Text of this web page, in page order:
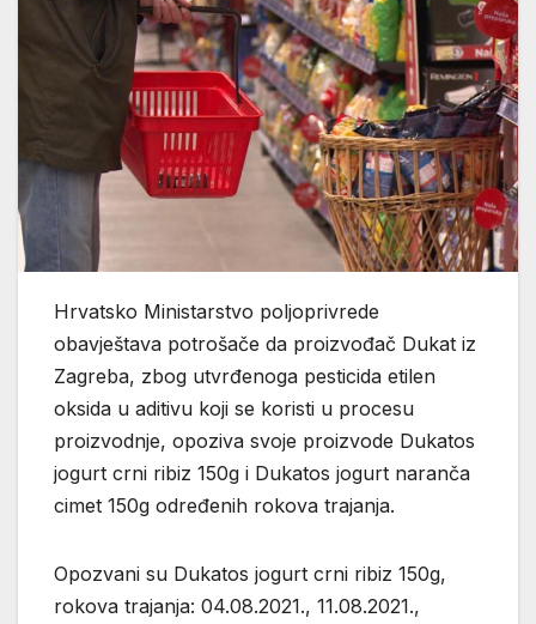
Hrvatsko Ministarstvo poljoprivrede
obavještava potrošače da proizvođač Dukat iz
Zagreba, zbog utvrđenoga pesticida etilen
oksida u aditivu koji se koristi u procesu
proizvodnje, opoziva svoje proizvode Dukatos
jogurt crni ribiz 150g i Dukatos jogurt naranča
cimet 150g određenih rokova trajanja.
Opozvani su Dukatos jogurt crni ribiz 150g,
rokova trajanja: 04.08.2021., 11.08.2021.,